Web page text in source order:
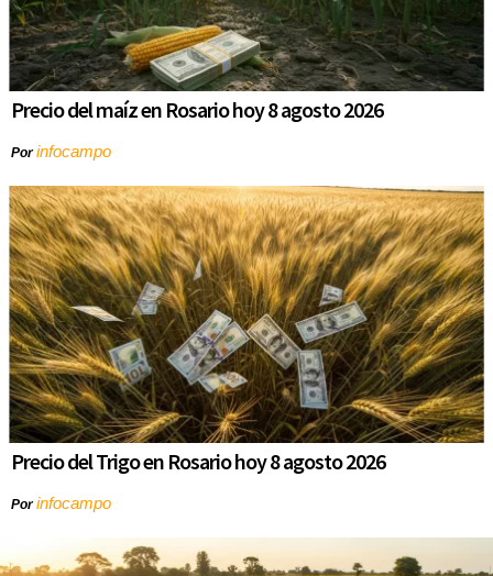
Precio del maíz en Rosario hoy 8 agosto 2026
Porinfocampo
Precio del Trigo en Rosario hoy 8 agosto 2026
Porinfocampo